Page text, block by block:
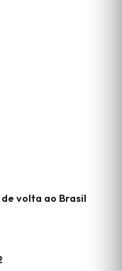
volta ao Brasil